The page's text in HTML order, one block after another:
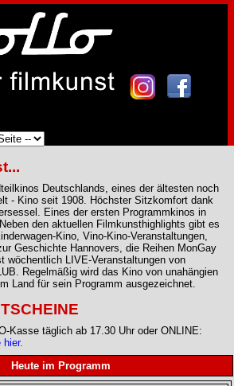
Deutschlands, eines der ältesten noch
- Kino seit 1908. Höchster Sitzkomfort dank
Eines der ersten Programmkinos in
den aktuellen Filmkunsthighlights gibt es
Kino, Vino-Kino-Veranstaltungen,
Geschichte Hannovers, die Reihen MonGay
wöchentlich LIVE-Veranstaltungen von
Regelmäßig wird das Kino von unahängien
Land für sein Programm ausgezeichnet.
Kasse täglich ab 17.30 Uhr oder ONLINE:
hier.
Heute im Programm